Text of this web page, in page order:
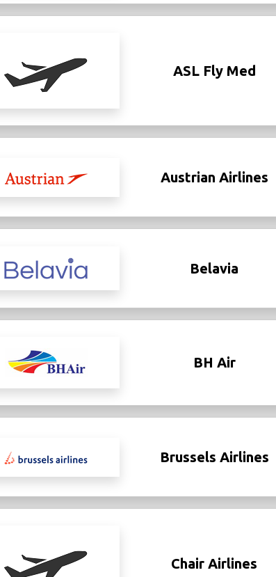
ASL Fly Med
Austrian Airlines
Belavia
BH Air
Brussels Airlines
Chair Airlines